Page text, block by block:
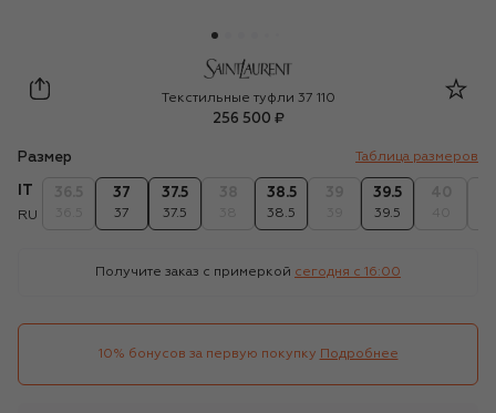
Saint Laurent
Текстильные туфли 37 110
256 500 ₽
Размер Таблица размеров
RU
37
37
37.5
37.5
38.5
38.5
39.5
39.5
Получите заказ с примеркой сегодня c 16:00
10% бонусов за первую покупку Подробнее